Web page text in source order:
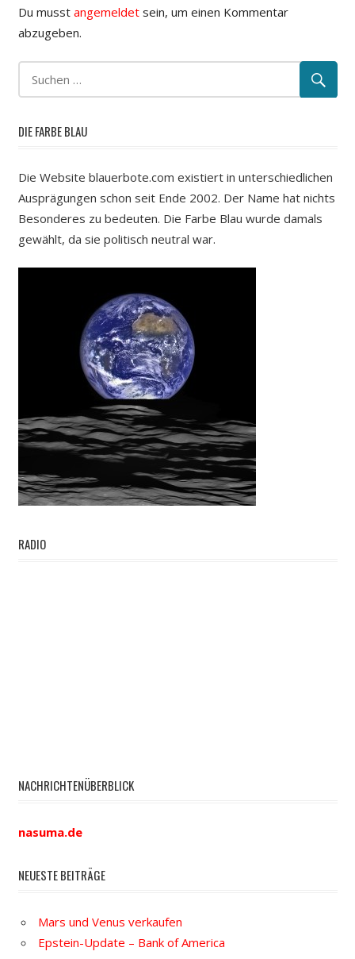
Du musst angemeldetsein, um einen Kommentar
abzugeben.
DIE FARBE BLAU
Die Website blauerbote.com existiert in unterschiedlichen
Ausprägungen schon seit Ende 2002. Der Name hat nichts
Besonderes zu bedeuten. Die Farbe Blau wurde damals
gewählt, da sie politisch neutral war.
RADIO
NACHRICHTENÜBERBLICK
nasuma.de
NEUESTE BEITRÄGE
Mars und Venus verkaufen
Epstein-Update – Bank of America